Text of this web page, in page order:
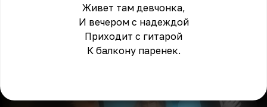
Живет там девчонка,
И вечером с надеждой
Приходит с гитарой
К балкону паренек.